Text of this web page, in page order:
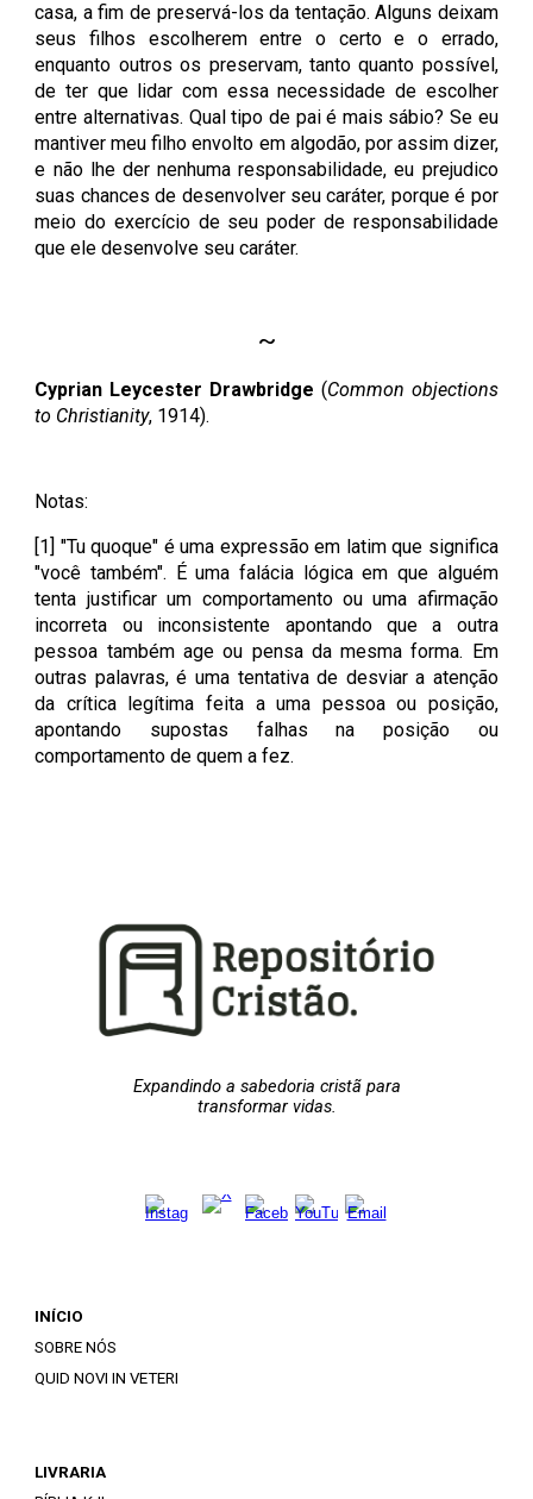
casa, a fim de preservá-los da tentação. Alguns deixam
seus filhos escolherem entre o certo e o errado,
enquanto outros os preservam, tanto quanto possível,
de ter que lidar com essa necessidade de escolher
entre alternativas. Qual tipo de pai é mais sábio? Se eu
mantiver meu filho envolto em algodão, por assim dizer,
e não lhe der nenhuma responsabilidade, eu prejudico
suas chances de desenvolver seu caráter, porque é por
meio do exercício de seu poder de responsabilidade
que ele desenvolve seu caráter.
~
Cyprian Leycester Drawbridge (Common objections
to Christianity, 1914).
Notas:
[1] "Tu quoque" é uma expressão em latim que significa
"você também". É uma falácia lógica em que alguém
tenta justificar um comportamento ou uma afirmação
incorreta ou inconsistente apontando que a outra
pessoa também age ou pensa da mesma forma. Em
outras palavras, é uma tentativa de desviar a atenção
da crítica legítima feita a uma pessoa ou posição,
apontando supostas falhas na posição ou
comportamento de quem a fez.
Expandindo a sabedoria cristã para
transformar vidas.
INÍCIO
SOBRE NÓS
QUID NOVI IN VETERI
LIVRARIA